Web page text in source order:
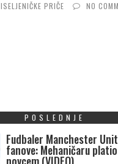
ISELJENIČKE PRIČE NO
POSLEDNJE
Fudbaler Manchester
fanove: Mehaničaru